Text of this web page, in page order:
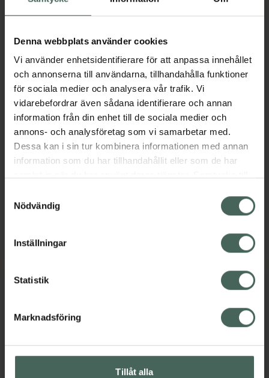
Denna webbplats använder cookies
Vi använder enhetsidentifierare för att anpassa innehållet
och annonserna till användarna, tillhandahålla funktioner
för sociala medier och analysera vår trafik. Vi
vidarebefordrar även sådana identifierare och annan
information från din enhet till de sociala medier och
annons- och analysföretag som vi samarbetar med.
Dessa kan i sin tur kombinera informationen med annan
information som du har tillhandahållit eller som de har
återkalla ditt samtycke via webbplatsens
cookieinställningar. Ett återkallat samtycke påverkar inte
lagligheten av behandling som skett innan återkallelsen.
Nödvändig
Inställningar
Statistik
Marknadsföring
Tillåt alla
09:00-18:30
Måndag 09:00-18:30
Tisdag 09:00-18:30
Onsdag 09:00 -18:30
Torsdag 09:00-18:30
Fredag 09:00-18:30
Lördag
Söndag